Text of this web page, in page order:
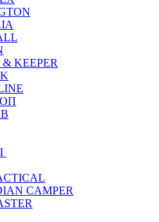
KEEPER
CAMPER